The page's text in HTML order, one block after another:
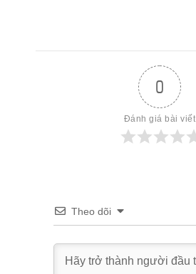
0
Đánh giá bài viết
Theo dõi